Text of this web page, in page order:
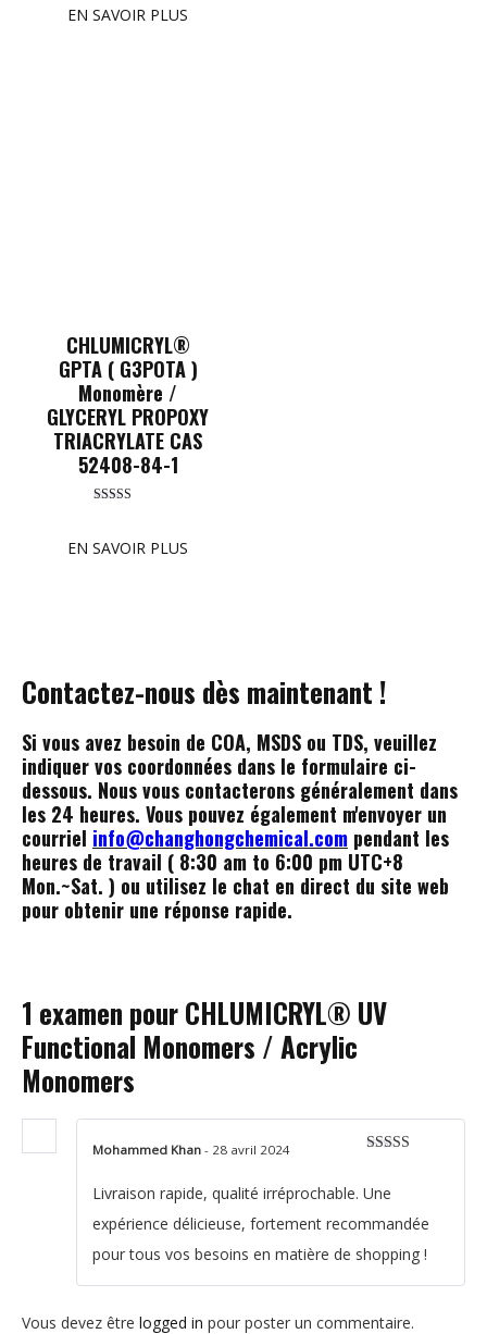
EN SAVOIR PLUS
CHLUMICRYL®
GPTA ( G3POTA )
Monomère /
GLYCERYL PROPOXY
TRIACRYLATE CAS
52408-84-1
out of 5
EN SAVOIR PLUS
Contactez-nous dès maintenant !
Si vous avez besoin de COA, MSDS ou TDS, veuillez
indiquer vos coordonnées dans le formulaire ci-
dessous. Nous vous contacterons généralement dans
les 24 heures. Vous pouvez également m'envoyer un
courriel info@changhongchemical.com pendant les
heures de travail ( 8:30 am to 6:00 pm UTC+8
Mon.~Sat. ) ou utilisez le chat en direct du site web
pour obtenir une réponse rapide.
1 examen pourCHLUMICRYL® UV
Functional Monomers / Acrylic
Monomers
Mohammed Khan - 28 avril 2024
Livraison rapide, qualité irréprochable. Une
expérience délicieuse, fortement recommandée
pour tous vos besoins en matière de shopping !
Vous devez être logged in pour poster un commentaire.